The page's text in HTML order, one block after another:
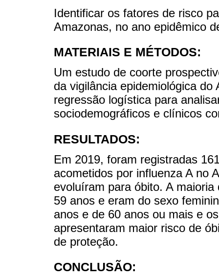
Identificar os fatores de risco
Amazonas, no ano epidêmico
MATERIAIS E MÉTODOS:
Um estudo de coorte
da vigilância epidemiológica
regressão logística para
sociodemográficos e clínicos
RESULTADOS:
Em 2019, foram registradas
acometidos por influenza A no
evoluíram para óbito. A
59 anos e eram do sexo
anos e de 60 anos ou mais e
apresentaram maior risco de
de proteção.
CONCLUSÃO: